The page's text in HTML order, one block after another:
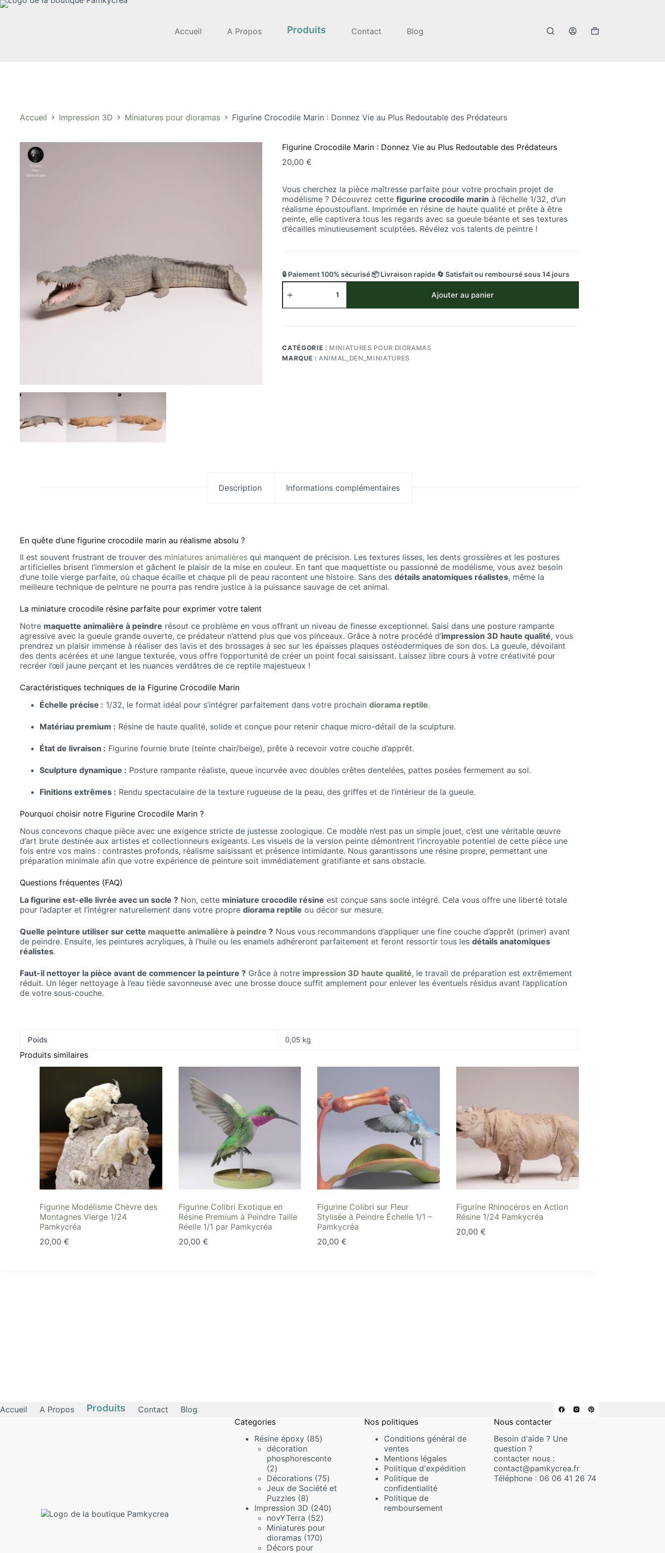
Passer
Accueil A Propos Produits Contact Blog
Panier
Accueil Impression 3D Miniatures pour dioramas Figurine Crocodile Marin : Donnez Vie au Plus Redoutable des Prédateurs
Figurine Crocodile Marin : Donnez Vie au Plus Redoutable des Prédateurs
20,00€
Vous cherchez la pièce maîtresse parfaite pour votre prochain projet de
modélisme ? Découvrez cettefigurine crocodile marin à l’échelle 1/32, d’un
réalisme époustouflant. Imprimée en résine de haute qualité et prête à être
peinte, elle captivera tous les regards avec sa gueule béante et ses textures
d’écailles minutieusement sculptées. Révélez vos talents de peintre !
🔒 Paiement 100% sécurisé 📦 Livraison rapide 🔄 Satisfait ou remboursé sous 14 jours
quantité
de
Donnez
Vie
au
Ajouter au panier
CATÉGORIE : MINIATURES POUR DIORAMAS
MARQUE : ANIMAL_DEN_MINIATURES
Description Informations complémentaires
En quête d’une figurine crocodile marin au réalisme absolu ?
Il est souvent frustrant de trouver des miniatures animalières qui manquent de précision. Les textures lisses, les dents grossières et les postures
artificielles brisent l’immersion et gâchent le plaisir de la mise en couleur. En tant que maquettiste ou passionné de modélisme, vous avez besoin
d’une toile vierge parfaite, où chaque écaille et chaque pli de peau racontent une histoire. Sans des détails anatomiques réalistes, même la
meilleure technique de peinture ne pourra pas rendre justice à la puissance sauvage de cet animal.
La miniature crocodile résine parfaite pour exprimer votre talent
Notre maquette animalière à peindre résout ce problème en vous offrant un niveau de finesse exceptionnel. Saisi dans une posture rampante
agressive avec la gueule grande ouverte, ce prédateur n’attend plus que vos pinceaux. Grâce à notre procédé d’impression 3D haute qualité, vous
prendrez un plaisir immense à réaliser des lavis et des brossages à sec sur les épaisses plaques ostéodermiques de son dos. La gueule, dévoilant
des dents acérées et une langue texturée, vous offre l’opportunité de créer un point focal saisissant. Laissez libre cours à votre créativité pour
recréer l’œil jaune perçant et les nuances verdâtres de ce reptile majestueux !
Caractéristiques techniques de la Figurine Crocodile Marin
Échelle précise : 1/32, le format idéal pour s’intégrer parfaitement dans votre prochain diorama reptile.
Matériau premium : Résine de haute qualité, solide et conçue pour retenir chaque micro-détail de la sculpture.
État de livraison : Figurine fournie brute (teinte chair/beige), prête à recevoir votre couche d’apprêt.
Sculpture dynamique : Posture rampante réaliste, queue incurvée avec doubles crêtes dentelées, pattes posées fermement au sol.
Finitions extrêmes : Rendu spectaculaire de la texture rugueuse de la peau, des griffes et de l’intérieur de la gueule.
Pourquoi choisir notre Figurine Crocodile Marin ?
Nous concevons chaque pièce avec une exigence stricte de justesse zoologique. Ce modèle n’est pas un simple jouet, c’est une véritable œuvre
d’art brute destinée aux artistes et collectionneurs exigeants. Les visuels de la version peinte démontrent l’incroyable potentiel de cette pièce une
fois entre vos mains : contrastes profonds, réalisme saisissant et présence intimidante. Nous garantissons une résine propre, permettant une
préparation minimale afin que votre expérience de peinture soit immédiatement gratifiante et sans obstacle.
Questions fréquentes (FAQ)
La figurine est-elle livrée avec un socle ? Non, cette miniature crocodile résine est conçue sans socle intégré. Cela vous offre une liberté totale
pour l’adapter et l’intégrer naturellement dans votre propre diorama reptile ou décor sur mesure.
Quelle peinture utiliser sur cette maquette animalière à peindre ? Nous vous recommandons d’appliquer une fine couche d’apprêt (primer) avant
de peindre. Ensuite, les peintures acryliques, à l’huile ou les enamels adhéreront parfaitement et feront ressortir tous les détails anatomiques
réalistes.
Faut-il nettoyer la pièce avant de commencer la peinture ? Grâce à notre impression 3D haute qualité, le travail de préparation est extrêmement
réduit. Un léger nettoyage à l’eau tiède savonneuse avec une brosse douce suffit amplement pour enlever les éventuels résidus avant l’application
de votre sous-couche.
Poids 0,05 kg
Produits similaires
Figurine Modélisme Chèvre des
Montagnes Vierge 1/24
Pamkycréa
20,00 €
Figurine Colibri Exotique en
Résine Premium à Peindre Taille
Réelle 1/1 par Pamkycréa
20,00 €
Figurine Colibri sur Fleur
Stylisée à Peindre Échelle 1/1 –
Pamkycréa
20,00€
Figurine Rhinocéros en Action
Résine 1/24 Pamkycréa
20,00 €
Accueil A Propos Produits Contact
Blog
Categories
Résine époxy
8585
décoration
phosphorescente
22
produits
Décorations 7575
produits
Jeux de Société et
Puzzles
88
produits
Impression 3D 240240
novYTerra 5252
produits
Miniatures pour
dioramas
170170
Décors pour
Nos politiques
Conditions général de
ventes
Mentions légales
Politique d'expédition
Politique de
confidentialité
Politique de
remboursement
Nous contacter
Besoin d'aide ? Une
question ?
contacter nous :
contact@pamkycrea.fr
Téléphone : 06 06 41 26 74